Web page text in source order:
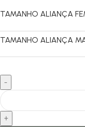
TAMANHO ALIANÇA
TAMANHO ALIANÇA